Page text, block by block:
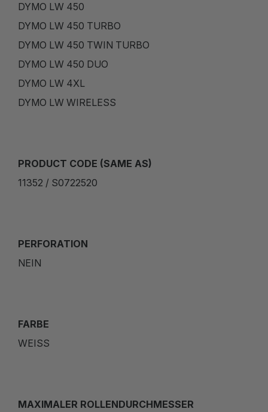
DYMO LW 450
DYMO LW 450 TURBO
DYMO LW 450 TWIN TURBO
DYMO LW 450 DUO
DYMO LW 4XL
DYMO LW WIRELESS
PRODUCT CODE (SAME AS)
11352 / S0722520
PERFORATION
NEIN
FARBE
WEISS
MAXIMALER ROLLENDURCHMESSER